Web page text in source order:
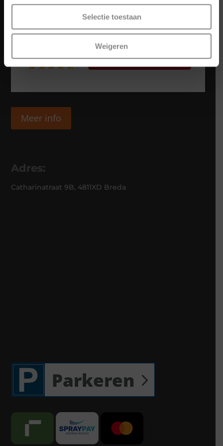
Selectie toestaan
Weigeren
Meer info
Adres:
Catharinatraat 9B, 4811XD Breda
Parkeren